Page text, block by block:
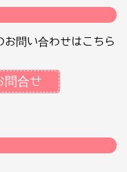
問い合わせはこちら
問合せ